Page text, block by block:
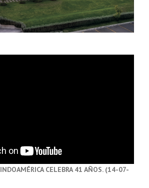
INDOAMÉRICA CELEBRA 41 AÑOS. (14-07-